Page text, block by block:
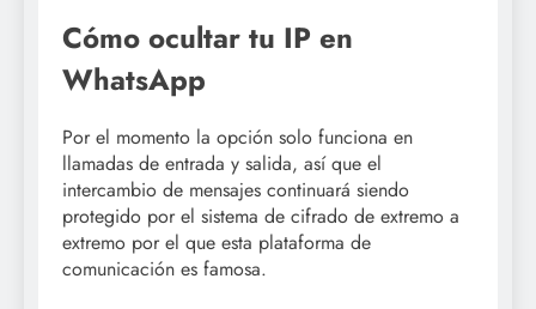
Cómo ocultar tu IP en
WhatsApp
Por el momento la opción solo funciona en
llamadas de entrada y salida, así que el
intercambio de mensajes continuará siendo
protegido por el sistema de cifrado de extremo a
extremo por el que esta plataforma de
comunicación es famosa.